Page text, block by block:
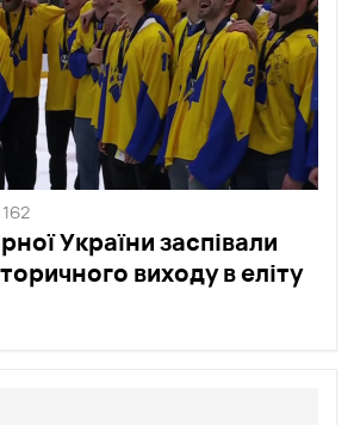
України заспівали
виходу в еліту
162